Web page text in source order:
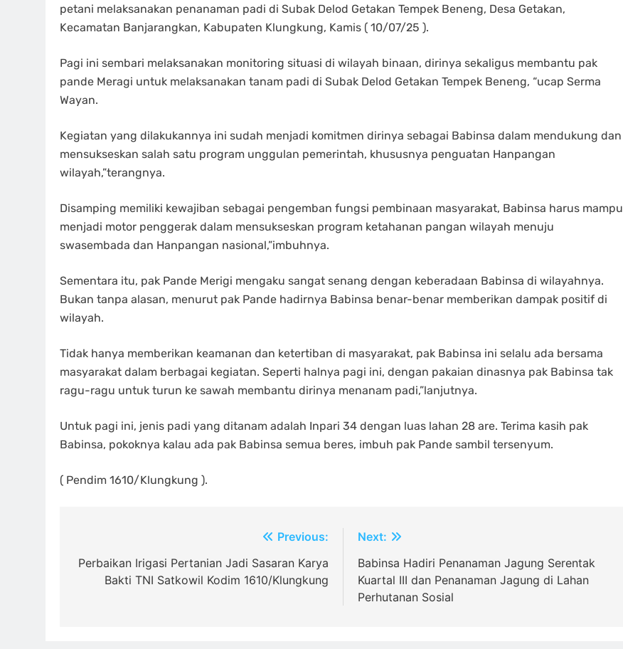
petani melaksanakan penanaman padi di Subak Delod Getakan Tempek Beneng, Desa Getakan,
Kecamatan Banjarangkan, Kabupaten Klungkung, Kamis ( 10/07/25 ).
Pagi ini sembari melaksanakan monitoring situasi di wilayah binaan, dirinya sekaligus membantu pak
pande Meragi untuk melaksanakan tanam padi di Subak Delod Getakan Tempek Beneng, “ucap Serma
Wayan.
Kegiatan yang dilakukannya ini sudah menjadi komitmen dirinya sebagai Babinsa dalam mendukung dan
mensukseskan salah satu program unggulan pemerintah, khususnya penguatan Hanpangan
wilayah,”terangnya.
Disamping memiliki kewajiban sebagai pengemban fungsi pembinaan masyarakat, Babinsa harus mampu
menjadi motor penggerak dalam mensukseskan program ketahanan pangan wilayah menuju
swasembada dan Hanpangan nasional,”imbuhnya.
Sementara itu, pak Pande Merigi mengaku sangat senang dengan keberadaan Babinsa di wilayahnya.
Bukan tanpa alasan, menurut pak Pande hadirnya Babinsa benar-benar memberikan dampak positif di
wilayah.
Tidak hanya memberikan keamanan dan ketertiban di masyarakat, pak Babinsa ini selalu ada bersama
masyarakat dalam berbagai kegiatan. Seperti halnya pagi ini, dengan pakaian dinasnya pak Babinsa tak
ragu-ragu untuk turun ke sawah membantu dirinya menanam padi,”lanjutnya.
Untuk pagi ini, jenis padi yang ditanam adalah Inpari 34 dengan luas lahan 28 are. Terima kasih pak
Babinsa, pokoknya kalau ada pak Babinsa semua beres, imbuh pak Pande sambil tersenyum.
( Pendim 1610/Klungkung ).
pos
Previous:
Perbaikan Irigasi Pertanian Jadi Sasaran Karya
Bakti TNI Satkowil Kodim 1610/Klungkung
Next:
Babinsa Hadiri Penanaman Jagung Serentak
Kuartal III dan Penanaman Jagung di Lahan
Perhutanan Sosial